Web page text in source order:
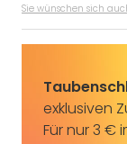
Sie wünschen sich
exklusiven
Für nur 3 €